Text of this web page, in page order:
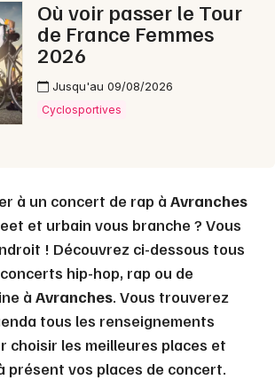
Je m'abonne
Où voir passer le Tour
de France Femmes
2026
Jusqu'au 09/08/2026
Cyclosportives
à un concert de rap à Avranches
et urbain vous branche ? Vous
! Découvrez ci-dessous tous
hip-hop, rap ou de
à Avranches. Vous trouverez
tous les renseignements
choisir les meilleures places et
présent vos places de concert.